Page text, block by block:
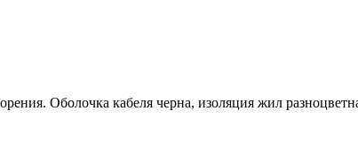
Оболочка кабеля черна, изоляция жил